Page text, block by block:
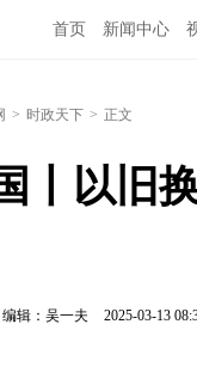
首页 新闻中心
> 时政天下 > 正文
丨以旧
编辑：吴一夫 2025-03-13